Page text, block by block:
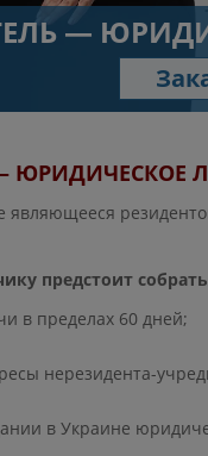
—
ЮРИДИЧЕСКОЕ
предстоит
в пределах 60 дней;
нерезидента-
в Украине